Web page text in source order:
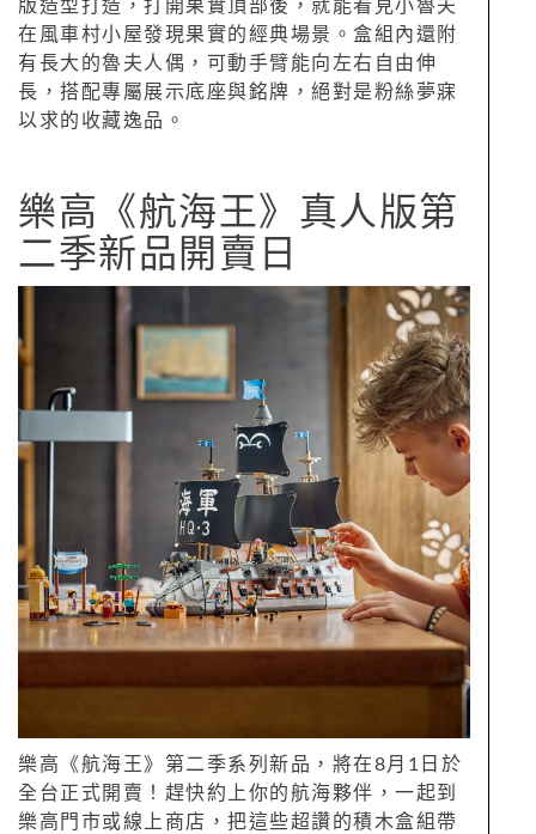
版造型打造，打開果實頂部後，就能看見小魯夫
在風車村小屋發現果實的經典場景。盒組內還附
有長大的魯夫人偶，可動手臂能向左右自由伸
長，搭配專屬展示底座與銘牌，絕對是粉絲夢寐
以求的收藏逸品。
樂高《航海王》真人版第
二季新品開賣日
樂高《航海王》第二季系列新品，將在8月1日於
全台正式開賣！趕快約上你的航海夥伴，一起到
樂高門市或線上商店，把這些超讚的積木盒組帶